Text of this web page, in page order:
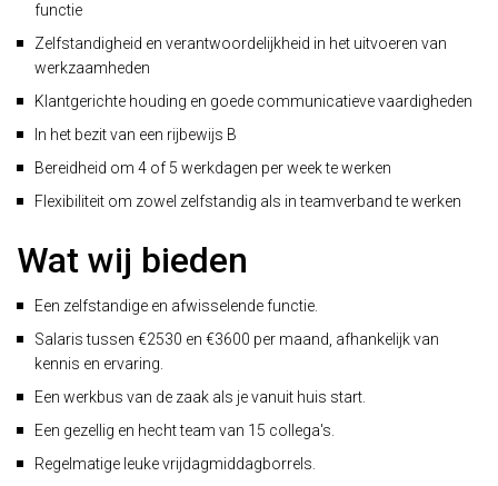
functie
Zelfstandigheid en verantwoordelijkheid in het uitvoeren van
werkzaamheden
Klantgerichte houding en goede communicatieve vaardigheden
In het bezit van een rijbewijs B
Bereidheid om 4 of 5 werkdagen per week te werken
Flexibiliteit om zowel zelfstandig als in teamverband te werken
Wat wij bieden
Een zelfstandige en afwisselende functie.
Salaris tussen €2530 en €3600 per maand, afhankelijk van
kennis en ervaring.
Een werkbus van de zaak als je vanuit huis start.
Een gezellig en hecht team van 15 collega's.
Regelmatige leuke vrijdagmiddagborrels.